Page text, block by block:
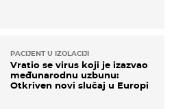
PACIJENT U IZOLACIJI
Vratio se virus koji je izazvao
međunarodnu uzbunu:
Otkriven novi slučaj u Europi